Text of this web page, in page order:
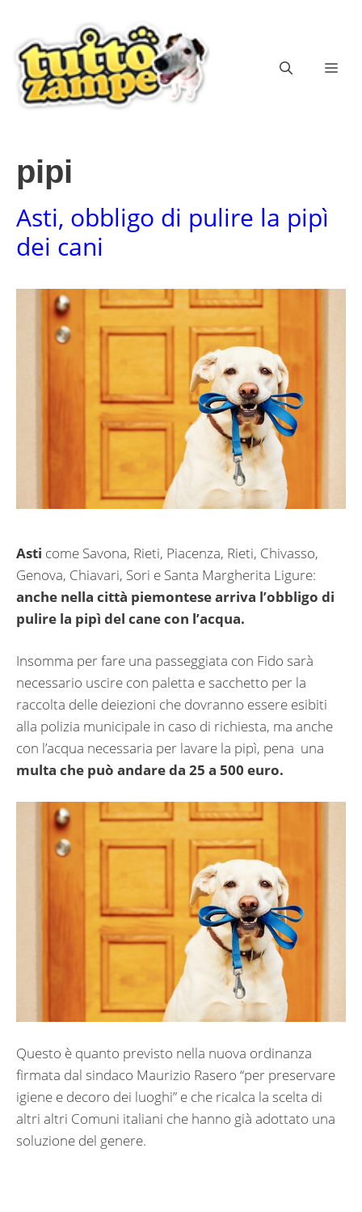
contenuto
pipi
Asti, obbligo di pulire la pipì
dei cani
Asti come Savona, Rieti, Piacenza, Rieti, Chivasso,
Genova, Chiavari, Sori e Santa Margherita Ligure:
anche nella città piemontese arriva l’obbligo di
pulire la pipì del cane con l’acqua.
Insomma per fare una passeggiata con Fido sarà
necessario uscire con paletta e sacchetto per la
raccolta delle deiezioni che dovranno essere esibiti
alla polizia municipale in caso di richiesta, ma anche
con l’acqua necessaria per lavare la pipì, pena una
multa che può andare da 25 a 500 euro.
Questo è quanto previsto nella nuova ordinanza
firmata dal sindaco Maurizio Rasero “per preservare
igiene e decoro dei luoghi” e che ricalca la scelta di
altri altri Comuni italiani che hanno già adottato una
soluzione del genere.